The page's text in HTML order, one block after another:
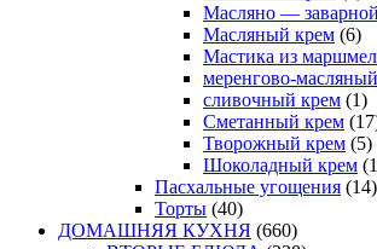
Масляно —
Масляный крем (6)
Мастика из
меренгово-
сливочный крем (1)
Сметанный крем
Творожный крем (5)
Шоколадный крем
Пасхальные угощения (14)
Торты (40)
ДОМАШНЯЯ КУХНЯ (660)